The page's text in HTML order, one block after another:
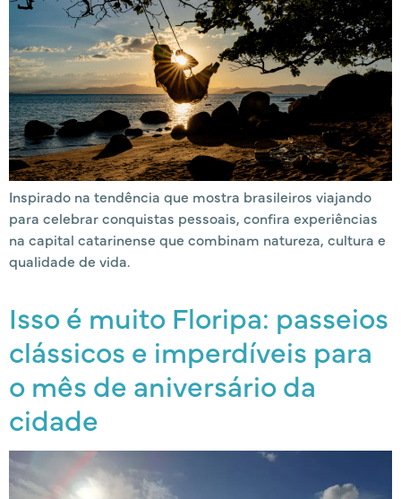
Inspirado na tendência que mostra brasileiros viajando
para celebrar conquistas pessoais, confira experiências
na capital catarinense que combinam natureza, cultura e
qualidade de vida.
Isso é muito Floripa: passeios
clássicos e imperdíveis para
o mês de aniversário da
cidade